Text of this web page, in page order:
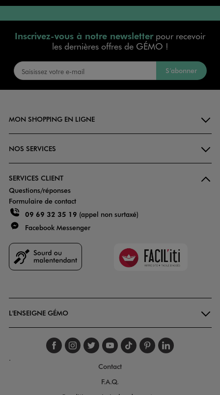
Inscrivez-vous à notre newsletterpour recevoir
les dernières offres de GÉMO !
S’abonner
MON SHOPPING EN LIGNE
NOS SERVICES
SERVICES CLIENT
Questions/réponses
Formulaire de contact
09 69 32 35 19 (appel non surtaxé)
Facebook Messenger
Faciliti
L'ENSEIGNE GÉMO
Suivez-nous sur
Suivez-nous sur
Suivez-nous sur
Suivez-nous
Suivez-nous
Suivez-
.
Contact
F.A.Q.